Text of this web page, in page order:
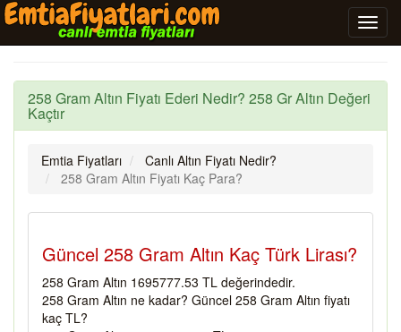
258 Gram Altın Fiyatı Ederi Nedir? 258 Gr Altın Değeri
Kaçtır
Emtia Fiyatları
Canlı Altın Fiyatı Nedir?
258 Gram Altın Fiyatı Kaç Para?
Güncel 258 Gram Altın Kaç Türk Lirası?
258 Gram Altın 1695777.53 TL değerindedir.
258 Gram Altın ne kadar? Güncel 258 Gram Altın fiyatı
kaç TL?